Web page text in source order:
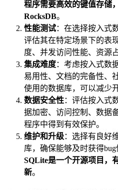
程序需要高效的键值存储
RocksDB。
性能测试：在选择按入式
评估其在特定场景下的表
度、并发访问性能、资源
集成难度：考虑按入式数
易用性、文档的完备性、
使用的数据库，可以减少
数据安全性：评估按入式
据加密、访问控制、数据
程序中得到有效保护。
维护和升级：选择有良好
库，确保能够及时获得bug
SQLite是一个开源项目，
新。